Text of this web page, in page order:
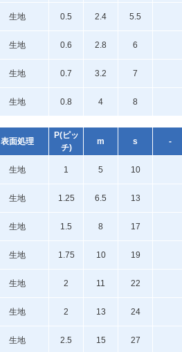
生地 0.5 2.4 5.5
生地 0.6 2.8 6
生地 0.7 3.2 7
生地 0.8 4 8
表面処理
P(ピッ
チ)
m s -
生地 1 5 10
生地 1.25 6.5 13
生地 1.5 8 17
生地 1.75 10 19
生地 2 11 22
生地 2 13 24
生地 2.5 15 27